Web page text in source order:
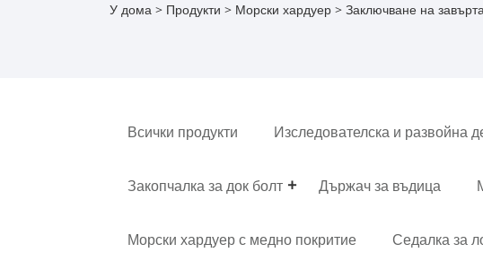
У дома > Продукти > Морски хардуер > Заключване на
Всички продукти Изследователска и развойна
Закопчалка за док болт Държач за въдица
Морски хардуер с медно покритие Седалка за